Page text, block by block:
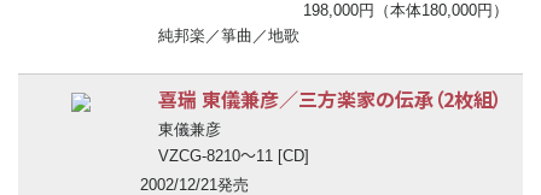
198,000円（本体180,000円）
純邦楽／箏曲／地歌
喜瑞 東儀兼彦／三方楽家の伝承（2枚組）
東儀兼彦
VZCG-8210〜11 [CD]
2002/12/21発売